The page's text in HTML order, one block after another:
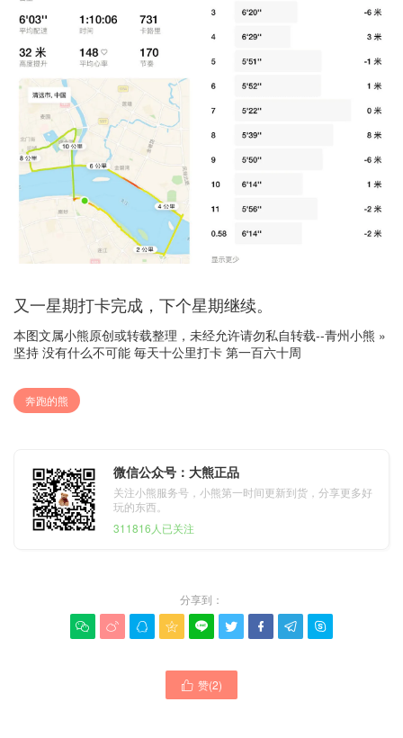
又一星期打卡完成，下个星期继续。
本图文属小熊原创或转载整理，未经允许请勿私自转载--青州小熊 »
坚持 没有什么不可能 毎天十公里打卡 第一百六十周
奔跑的熊
微信公众号：大熊正品
关注小熊服务号，小熊第一时间更新到货，分享更多好
玩的东西。
311816人已关注
分享到：
        
 赞(2)